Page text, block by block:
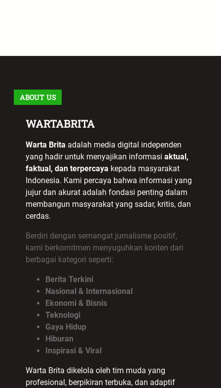
ABOUT US
WARTABRITA
Warta Brita adalah media digital independen
yang hadir untuk menyajikan informasi aktual,
faktual, dan terpercaya kepada masyarakat
Indonesia. Kami percaya bahwa informasi yang
jujur dan akurat adalah fondasi penting dalam
membangun masyarakat yang sadar, kritis, dan
cerdas.
Berdiri dengan semangat jurnalisme positif,
kami berkomitmen menyuguhkan konten dari
berbagai kategori seperti:
Berita Terkini
Nasional & Internasional
Ekonomi & Bisnis
Teknologi
Gaya Hidup
Hiburan
Inspirasi & Viral
Warta Brita dikelola oleh tim muda yang
profesional, berpikiran terbuka, dan adaptif